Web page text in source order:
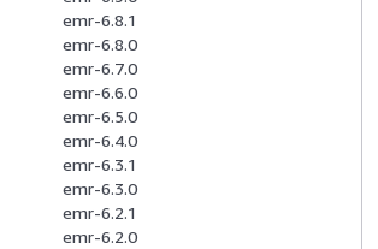
emr-6.8.1
emr-6.8.0
emr-6.7.0
emr-6.6.0
emr-6.5.0
emr-6.4.0
emr-6.3.1
emr-6.3.0
emr-6.2.1
emr-6.2.0